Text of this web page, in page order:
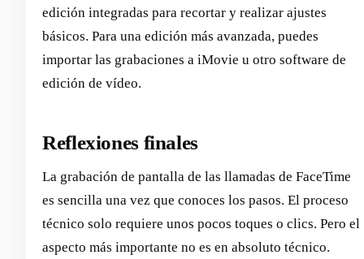
edición integradas para recortar y realizar ajustes
básicos. Para una edición más avanzada, puedes
importar las grabaciones a iMovie u otro software de
edición de vídeo.
Reflexiones finales
La grabación de pantalla de las llamadas de FaceTime
es sencilla una vez que conoces los pasos. El proceso
técnico solo requiere unos pocos toques o clics. Pero el
aspecto más importante no es en absoluto técnico.